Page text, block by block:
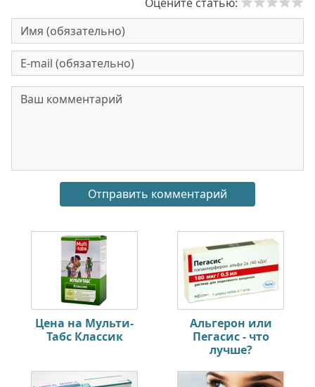
Цена на Мульти-
Табс Классик
Альгерон или
Пегасис - что
лучше?